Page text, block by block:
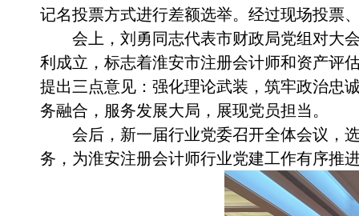
记名投票方式进行差额选举。经过现场投票
会上，刘勇同志代表市财政局党组对大
利成立，标志着淮安市注册会计师和资产评
提出三点意见：强化理论武装，筑牢政治忠
务融合，服务发展大局，展现党员担当。
会后，新一届行业党委召开全体会议，
务，为淮安注册会计师行业党建工作有序推